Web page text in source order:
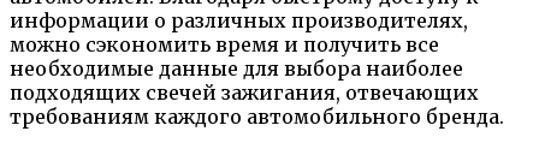
информации о различных производителях,
можно сэкономить время и получить все
необходимые данные для выбора наиболее
подходящих свечей зажигания, отвечающих
требованиям каждого автомобильного бренда.